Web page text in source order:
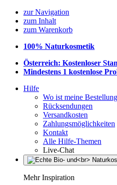
zur Navigation
zum Inhalt
zum Warenkorb
100% Naturkosmetik
Österreich: Kostenloser
Mindestens 1 kostenlose
Hilfe
Wo ist meine
Rücksendungen
Versandkosten
Zahlungsmöglichkeiten
Kontakt
Alle Hilfe-Themen
Live-Chat
Mehr Inspiration